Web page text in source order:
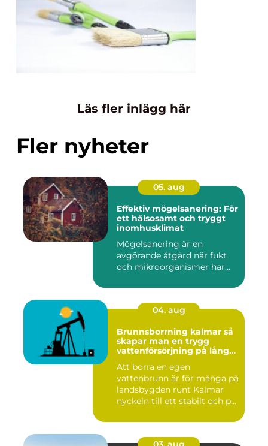
Läs fler inlägg här
Fler nyheter
05. aug
Effektiv mögelsanering: För
ett hälsosamt och tryggt
inomhusklimat
Mögelsanering är en
avgörande åtgärd när fukt
och mikroorganismer har...
04. aug
Brunnsborrning kalmar så
skapar man en trygg
vattenförsörjning på lång
Att borra en egen
vattenbrunn är för många på
landsbygden runt Kalmar
nyckeln till ett stabilt och p...